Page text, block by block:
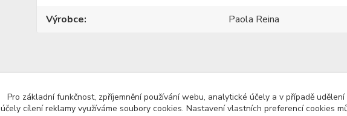
Výrobce
Paola Reina
Zboží zařazeno v kategoriích
Pro základní funkčnost, zpříjemnění používání webu, analytické účely a v případě
účely cílení reklamy využíváme soubory cookies. Nastavení vlastních preferencí cookies